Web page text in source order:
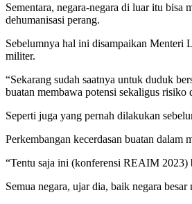
Sementara, negara-negara di luar itu
dehumanisasi perang.
Sebelumnya hal ini disampaikan Menteri
militer.
“Sekarang sudah saatnya untuk duduk
buatan membawa potensi sekaligus
Seperti juga yang pernah dilakukan
Perkembangan kecerdasan buatan
“Tentu saja ini (konferensi REAIM 2023)
Semua negara, ujar dia, baik negara